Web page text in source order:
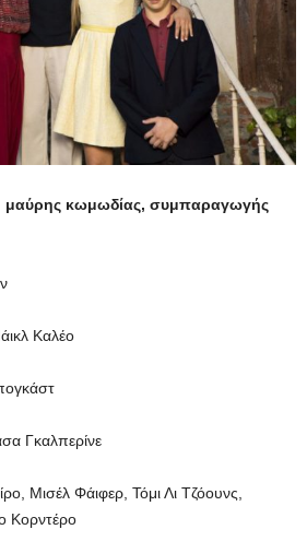
μαύρης κωμωδίας, συμπαραγωγής
Καλέο
Γκαλπερίνε
Μισέλ Φάιφερ, Τόμι Λι Τζόουνς,
Κορντέρο